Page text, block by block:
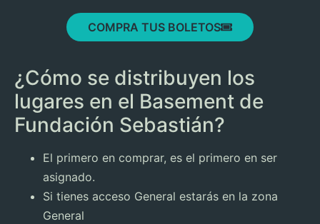
COMPRA TUS BOLETOS
¿Cómo se distribuyen los
lugares en el Basement de
Fundación Sebastián?
El primero en comprar, es el primero en ser
asignado.
Si tienes acceso General estarás en la zona
General